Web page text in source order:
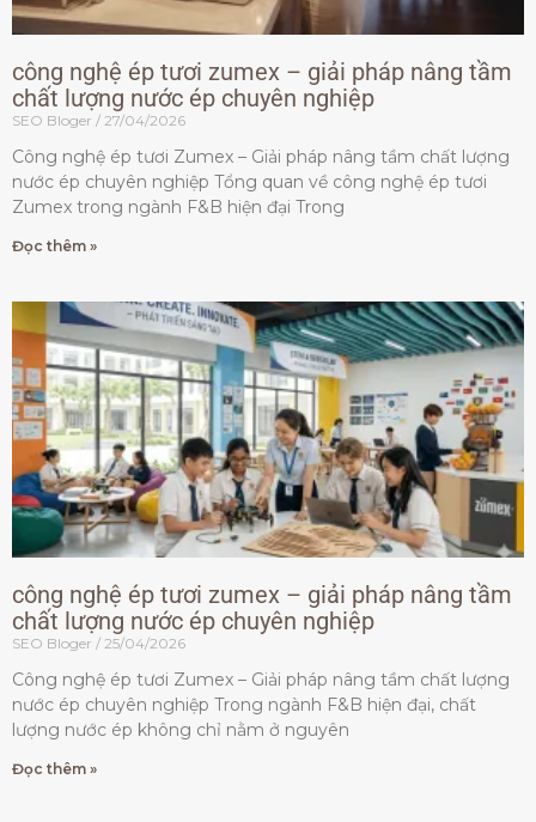
công nghệ ép tươi zumex – giải pháp nâng tầm
chất lượng nước ép chuyên nghiệp
SEO Bloger 27/04/2026
Công nghệ ép tươi Zumex – Giải pháp nâng tầm chất lượng
nước ép chuyên nghiệp Tổng quan về công nghệ ép tươi
Zumex trong ngành F&B hiện đại Trong
Đọc thêm »
công nghệ ép tươi zumex – giải pháp nâng tầm
chất lượng nước ép chuyên nghiệp
SEO Bloger 25/04/2026
Công nghệ ép tươi Zumex – Giải pháp nâng tầm chất lượng
nước ép chuyên nghiệp Trong ngành F&B hiện đại, chất
lượng nước ép không chỉ nằm ở nguyên
Đọc thêm »